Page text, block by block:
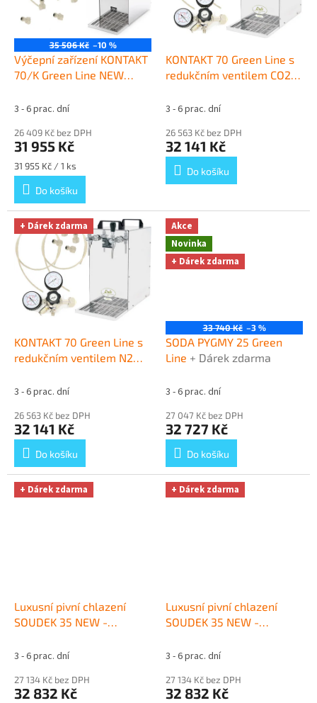
35 506 Kč –10 %
Výčepní zařízení KONTAKT
70/K Green Line NEW
Dárek zdarma
3 - 6 prac. dní
26 409 Kč bez DPH
31 955 Kč
Měrná
cena:
31 955 Kč / 1 ks
Do košíku
KONTAKT 70 Green Line s
redukčním ventilem CO2
zdarma
3 - 6 prac. dní
26 563 Kč bez DPH
32 141 Kč
Do košíku
+ Dárek zdarma
KONTAKT 70 Green Line s
redukčním ventilem N2
zdarma
3 - 6 prac. dní
26 563 Kč bez DPH
32 141 Kč
Do košíku
Akce
Novinka
+ Dárek zdarma
33 740 Kč –3 %
SODA PYGMY 25 Green
Line + Dárek zdarma
3 - 6 prac. dní
27 047 Kč bez DPH
32 727 Kč
Do košíku
+ Dárek zdarma
Luxusní pivní chlazení
SOUDEK 35 NEW -
CO2 BAJONET
3 - 6 prac. dní
27 134 Kč bez DPH
32 832 Kč
+ Dárek zdarma
Luxusní pivní chlazení
SOUDEK 35 NEW -
N2 BAJONET
3 - 6 prac. dní
27 134 Kč bez DPH
32 832 Kč